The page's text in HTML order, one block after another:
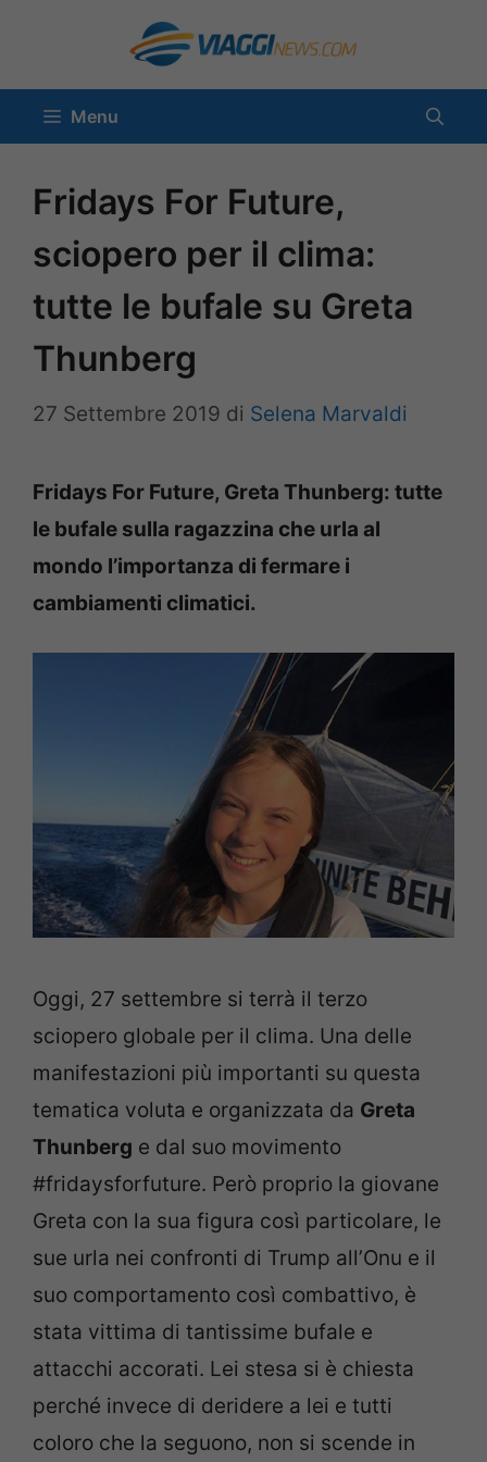
contenuto
Menu
Fridays For Future,
sciopero per il clima:
tutte le bufale su Greta
Thunberg
27 Settembre 2019 di Selena Marvaldi
Fridays For Future, Greta Thunberg: tutte
le bufale sulla ragazzina che urla al
mondo l’importanza di fermare i
cambiamenti climatici.
Oggi, 27 settembre si terrà il terzo
sciopero globale per il clima. Una delle
manifestazioni più importanti su questa
tematica voluta e organizzata da Greta
Thunberg e dal suo movimento
#fridaysforfuture. Però proprio la giovane
Greta con la sua figura così particolare, le
sue urla nei confronti di Trump all’Onu e il
suo comportamento così combattivo, è
stata vittima di tantissime bufale e
attacchi accorati. Lei stesa si è chiesta
perché invece di deridere a lei e tutti
coloro che la seguono, non si scende in